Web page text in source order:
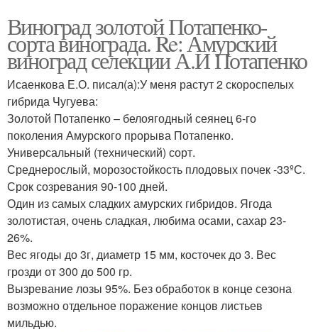
Виноград золотой Потапенко-
сорта винограда. Re: Амурский
виноград селекции А.И Потапенко
Исаенкова Е.О. писал(а):У меня растут 2 скороспелых
гибрида Чугуева:
Золотой Потапенко – белоягодный сеянец 6-го
поколения Амурского прорыва Потапенко.
Универсальный (технический) сорт.
Среднерослый, морозостойкость плодовых почек -33ºС.
Срок созревания 90-100 дней.
Один из самых сладких амурских гибридов. Ягода
золотистая, очень сладкая, любима осами, сахар 23-
26%.
Вес ягоды до 3г, диаметр 15 мм, косточек до 3. Вес
грозди от 300 до 500 гр.
Вызревание лозы 95%. Без обработок в конце сезона
возможно отдельное поражение концов листьев
мильдью.